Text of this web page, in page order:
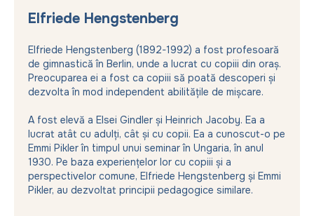
Pikler“, precum sunt Lădița de-a bușilea, Labirintul,
sau Stativul triunghiular, dar și pernele, saltelele
stimulează siguranța în propriile mișcări,
independența, autoaprecierea, încrederea în sine,
dorința pentru descoperire.
„Dacă avem încredere în capacitățile și
mediu ambiant susținător pentru propriile sale
încercări de învățare, copilul este mult mai capabil
decât să fie în general acceptat.“
- Emmi Pikler -
„creativ“. Pentru aceasta are nevoie în primul rînd
de timp, liniște și materialele/jucăriile
corespunzătoare.
„Este esențial ca copilul să descopere singur pe
cît posibil mai multe lucruri. Dacă noi îi suntem
copilului de ajutor la soluționarea sarcinilor, astfel
important pentru dezvoltarea sa. Un copil, care
atinge ceva prin experimentele proprii,
dobîndește total o altă cunoaștere decât cel,
căruia i se oferă soluția pregătită.“
- Emmi Pikler -
Elfriede Hengstenberg
Elfriede Hengstenberg (1892-1992) a fost profesoară
de gimnastică în Berlin, unde a lucrat cu copiii din oraș.
Preocuparea ei a fost ca copiii să poată descoperi și
dezvolta în mod independent abilitățile de mișcare.
A fost elevă a Elsei Gindler și Heinrich Jacoby. Ea a
lucrat atât cu adulți, cât și cu copii. Ea a cunoscut-o pe
Emmi Pikler în timpul unui seminar în Ungaria, în anul
1930. Pe baza experiențelor lor cu copiii și a
perspectivelor comune, Elfriede Hengstenberg și Emmi
Pikler, au dezvoltat principii pedagogice similare.